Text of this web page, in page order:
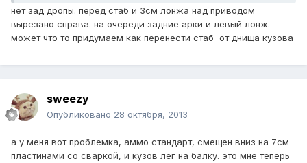
нет зад дропы. перед стаб и 3см лонжа над приводом
вырезано справа. на очереди задние арки и левый лонж.
может что то придумаем как перенести стаб от днища кузова
sweezy
Опубликовано 28 октября, 2013
а у меня вот проблемка, аммо стандарт, смещен вниз на 7см
пластинами со сваркой, и кузов лег на балку. это мне теперь